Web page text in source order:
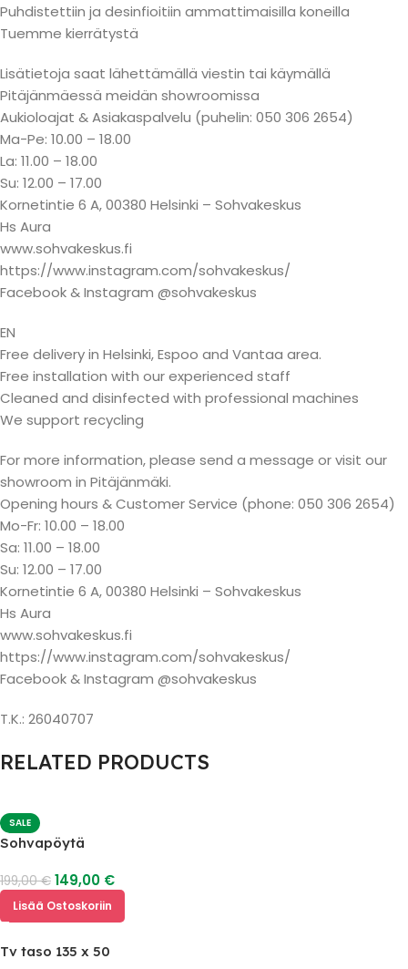
Puhdistettiin ja desinfioitiin ammattimaisilla koneilla
Tuemme kierrätystä
Lisätietoja saat lähettämällä viestin tai käymällä
Pitäjänmäessä meidän showroomissa
Aukioloajat & Asiakaspalvelu (puhelin: 050 306 2654)
Ma-Pe: 10.00 – 18.00
La: 11.00 – 18.00
Su: 12.00 – 17.00
Kornetintie 6 A, 00380 Helsinki – Sohvakeskus
Hs Aura
www.sohvakeskus.fi
https://www.instagram.com/sohvakeskus/
Facebook & Instagram @sohvakeskus
EN
Free delivery in Helsinki, Espoo and Vantaa area.
Free installation with our experienced staff
Cleaned and disinfected with professional machines
We support recycling
For more information, please send a message or visit our
showroom in Pitäjänmäki.
Opening hours & Customer Service (phone: 050 306 2654)
Mo-Fr: 10.00 – 18.00
Sa: 11.00 – 18.00
Su: 12.00 – 17.00
Kornetintie 6 A, 00380 Helsinki – Sohvakeskus
Hs Aura
www.sohvakeskus.fi
https://www.instagram.com/sohvakeskus/
Facebook & Instagram @sohvakeskus
T.K.: 26040707
RELATED PRODUCTS
SALE
Sohvapöytä
199,00€ 149,00 €
Lisää Ostoskoriin
Tv taso 135 x 50